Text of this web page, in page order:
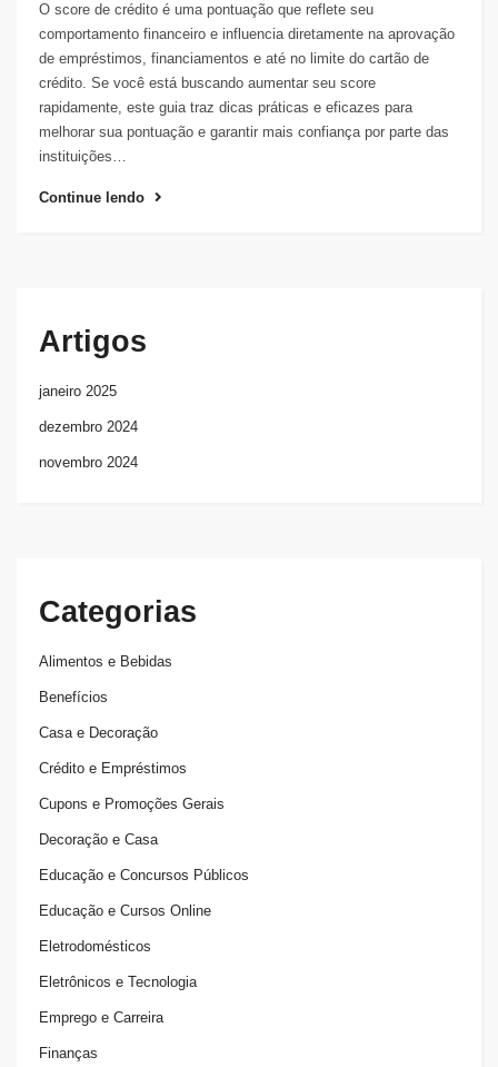
O score de crédito é uma pontuação que reflete seu
comportamento financeiro e influencia diretamente na aprovação
de empréstimos, financiamentos e até no limite do cartão de
crédito. Se você está buscando aumentar seu score
rapidamente, este guia traz dicas práticas e eficazes para
melhorar sua pontuação e garantir mais confiança por parte das
instituições…
Continue lendo
Artigos
janeiro 2025
dezembro 2024
novembro 2024
Categorias
Alimentos e Bebidas
Benefícios
Casa e Decoração
Crédito e Empréstimos
Cupons e Promoções Gerais
Decoração e Casa
Educação e Concursos Públicos
Educação e Cursos Online
Eletrodomésticos
Eletrônicos e Tecnologia
Emprego e Carreira
Finanças